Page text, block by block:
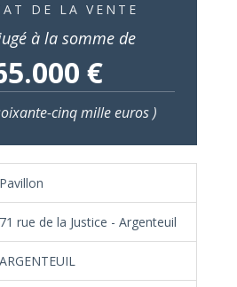
DE LA VENTE
à la somme de
€
cinq mille euros )
Pavillon
71 rue de la Justice - Argenteuil
ARGENTEUIL